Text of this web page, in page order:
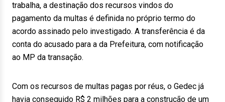
trabalha, a destinação dos recursos vindos do
pagamento da multas é definida no próprio termo do
acordo assinado pelo investigado. A transferência é da
conta do acusado para a da Prefeitura, com notificação
ao MP da transação.
Com os recursos de multas pagas por réus, o Gedec já
havia conseguido R$ 2 milhões para a construção de um